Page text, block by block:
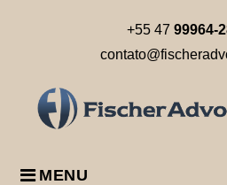
MENU
+55 47 99964-